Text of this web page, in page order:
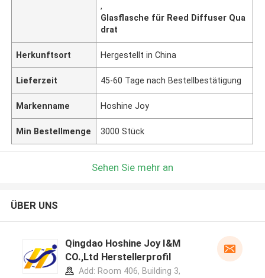
,
Glasflasche für Reed Diffuser Qua
drat
Herkunftsort Hergestellt in China
Lieferzeit 45-60 Tage nach Bestellbestätigung
Markenname Hoshine Joy
Min Bestellmenge 3000 Stück
Sehen Sie mehr an
ÜBER UNS
Qingdao Hoshine Joy I&M
CO.,Ltd Herstellerprofil
Add: Room 406, Building 3,